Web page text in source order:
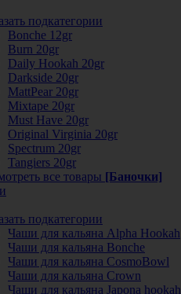
подкатегории
Bonche 12gr
Burn 20gr
Daily Hookah 20gr
Darkside 20gr
MattPear 20gr
Mixtape 20gr
Must Have 20gr
Original Virginia 20gr
Spectrum 20gr
Tangiers 20gr
все товары [Баночки]
подкатегории
Чаши для кальяна Alpha Hookah
Чаши для кальяна Bonche
Чаши для кальяна CosmoBowl
Чаши для кальяна Crown
Чаши для кальяна Japona hookah